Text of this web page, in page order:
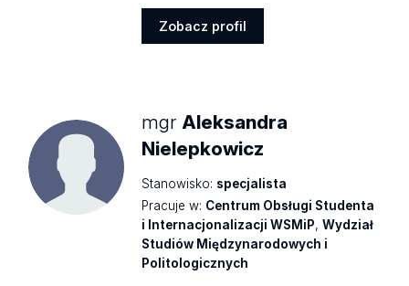
Zobacz profil
mgrAleksandra
Nielepkowicz
Stanowisko: specjalista
Pracuje w: Centrum Obsługi Studenta
i Internacjonalizacji WSMiP,Wydział
Studiów Międzynarodowych i
Politologicznych